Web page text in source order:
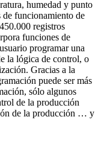
humedad y punto
de funcionamiento de
registros
funciones de
programar una
la lógica de control, o
Gracias a la
puede ser más
sólo algunos
de la producción
de la producción … y